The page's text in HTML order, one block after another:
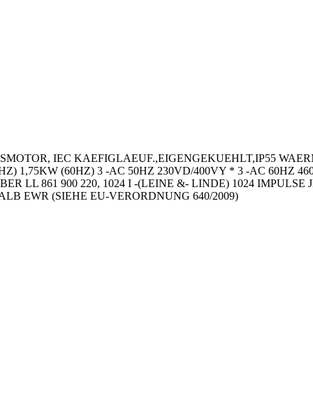
IEC KAEFIGLAEUF.,EIGENGEKUEHLT,IP55
1,75KW (60HZ) 3 -AC 50HZ 230VD/400VY * 3 -AC 60HZ
LL 861 900 220, 1024 I -(LEINE &- LINDE) 1024
EWR (SIEHE EU-VERORDNUNG 640/2009)